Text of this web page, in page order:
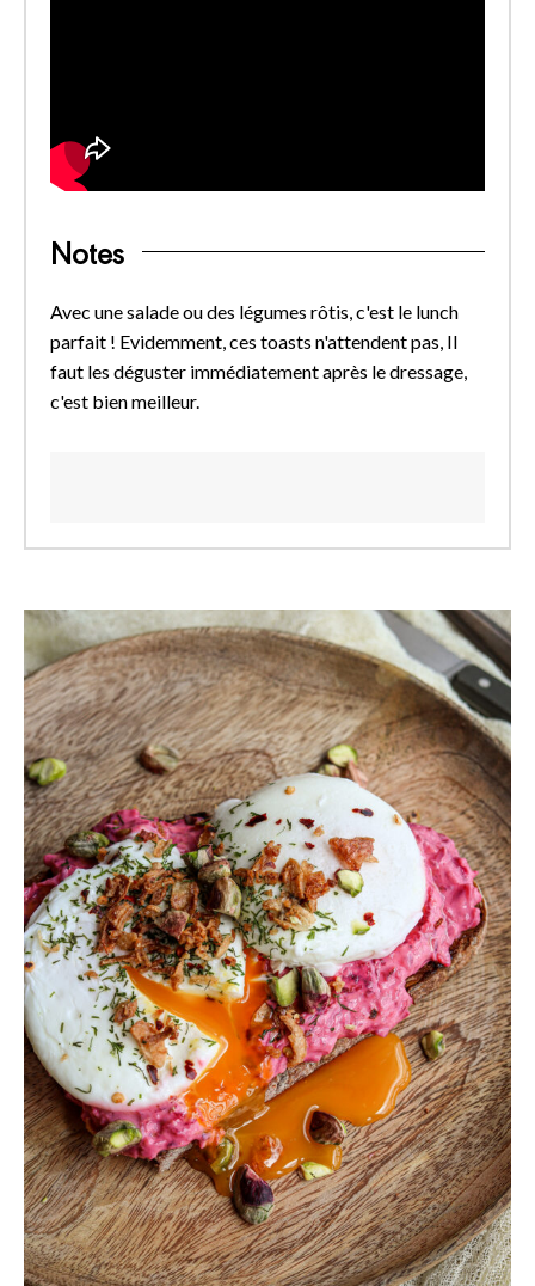
Notes
Avec une salade ou des légumes rôtis, c'est le lunch
parfait ! Evidemment, ces toasts n'attendent pas, Il
faut les déguster immédiatement après le dressage,
c'est bien meilleur.